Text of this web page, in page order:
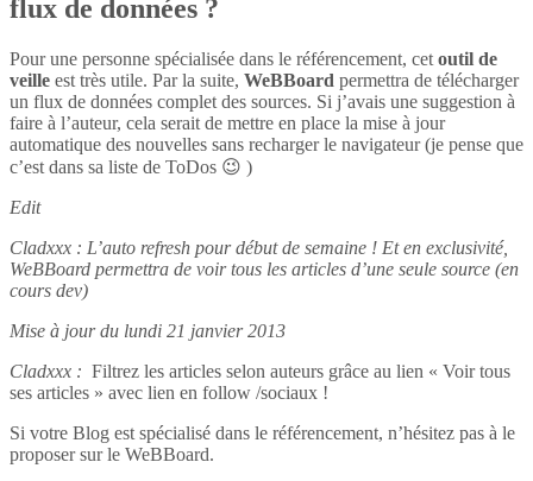
flux de données ?
Pour une personne spécialisée dans le référencement, cet outil de
veille est très utile. Par la suite, WeBBoard permettra de télécharger
un flux de données complet des sources. Si j’avais une suggestion à
faire à l’auteur, cela serait de mettre en place la mise à jour
automatique des nouvelles sans recharger le navigateur (je pense que
c’est dans sa liste de ToDos 😉 )
Edit
Cladxxx : L’auto refresh pour début de semaine ! Et en exclusivité,
WeBBoard permettra de voir tous les articles d’une seule source (en
cours dev)
Mise à jour du lundi 21 janvier 2013
Cladxxx : Filtrez les articles selon auteurs grâce au lien « Voir tous
ses articles » avec lien en follow /sociaux !
Si votre Blog est spécialisé dans le référencement, n’hésitez pas à le
proposer sur le WeBBoard.